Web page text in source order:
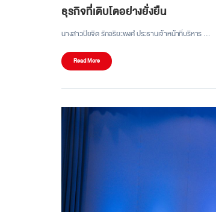
ธุรกิจที่เติบโตอย่างยั่งยืน
นางสาวปิยจิต รักอริยะพงศ์ ประธานเจ้าหน้าที่บริหาร …
Read More